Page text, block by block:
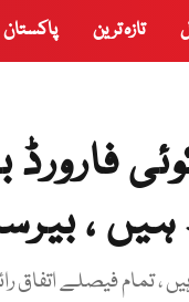
تازہ ترین پاکستان
فارورڈ
،
، تمام فیصلے اتفاق